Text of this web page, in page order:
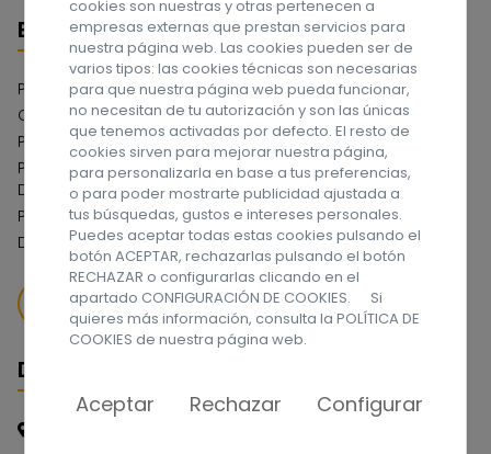
Enlaces
Política de privacidad
Compromiso con la Protección de Datos
Política de cookies
Política del Sistema Interno de Información Canal de
Denuncias
Política de Serguidad de la Información
Declaración de Accesibilidad Web
QUIERO DONAR
Datos de contacto
cookies son nuestras y otras pertenecen a
empresas externas que prestan servicios para
nuestra página web. Las cookies pueden ser de
varios tipos: las cookies técnicas son necesarias
para que nuestra página web pueda funcionar,
no necesitan de tu autorización y son las únicas
que tenemos activadas por defecto. El resto de
cookies sirven para mejorar nuestra página,
para personalizarla en base a tus preferencias,
o para poder mostrarte publicidad ajustada a
tus búsquedas, gustos e intereses personales.
Puedes aceptar todas estas cookies pulsando el
botón ACEPTAR, rechazarlas pulsando el botón
RECHAZAR o configurarlas clicando en el
apartado CONFIGURACIÓN DE COOKIES. Si
quieres más información, consulta laPOLÍTICA DE
COOKIES de nuestra página web.
Aceptar Rechazar Configurar